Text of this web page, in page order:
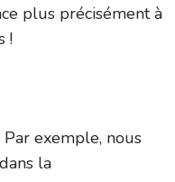
plus précisément à
!
Par exemple, nous
la